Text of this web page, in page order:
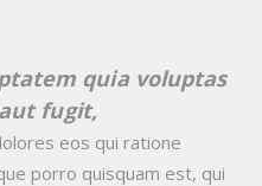
quia voluptas
fugit,
eos qui ratione
porro quisquam est, qui